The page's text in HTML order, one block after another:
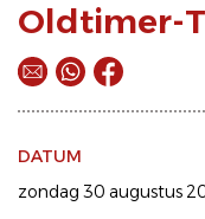
Oldtimer-
DATUM
zondag 30 augustus